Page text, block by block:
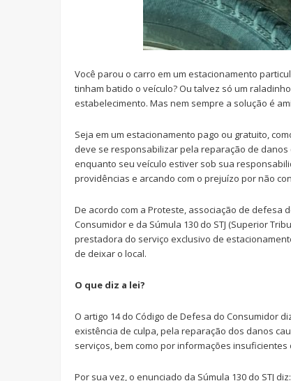
Você parou o carro em um estacionamento
tinham batido o veículo? Ou talvez só um
estabelecimento. Mas nem sempre a solução é
Seja em um estacionamento pago ou gratuito,
deve se responsabilizar pela reparação de
enquanto seu veículo estiver sob sua
providências e arcando com o prejuízo por não
De acordo com a Proteste, associação de defesa
Consumidor e da Súmula 130 do STJ (Superior
prestadora do serviço exclusivo de
de deixar o local.
O que diz a lei?
O artigo 14 do Código de Defesa do Consumidor
existência de culpa, pela reparação dos danos
serviços, bem como por informações
Por sua vez, o enunciado da Súmula 130 do STJ